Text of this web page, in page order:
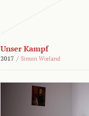
Unser Kampf
2017 / Simon Wieland